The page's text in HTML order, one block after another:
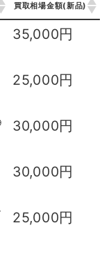
買取相場金額(新品)
買取相場金額(新品)
35,000円
25,000円
30,000円
30,000円
25,000円